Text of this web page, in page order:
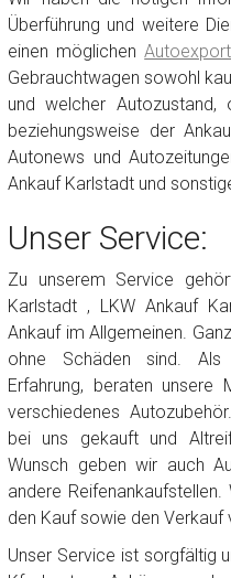
Überführung und weitere
einen möglichenAutoexport
Gebrauchtwagen sowohl
und welcher
beziehungsweise der
Autonews und
Ankauf Karlstadt und
Unser Service:
Zu unserem Service
Karlstadt , LKW Ankauf
Ankauf im Allgemeinen.
ohne Schäden sind. Als
Erfahrung, beraten unsere
verschiedenes
bei uns gekauft und
Wunsch geben wir auch
andere
den Kauf sowie den Verkauf
Unser Service ist sorgfältig